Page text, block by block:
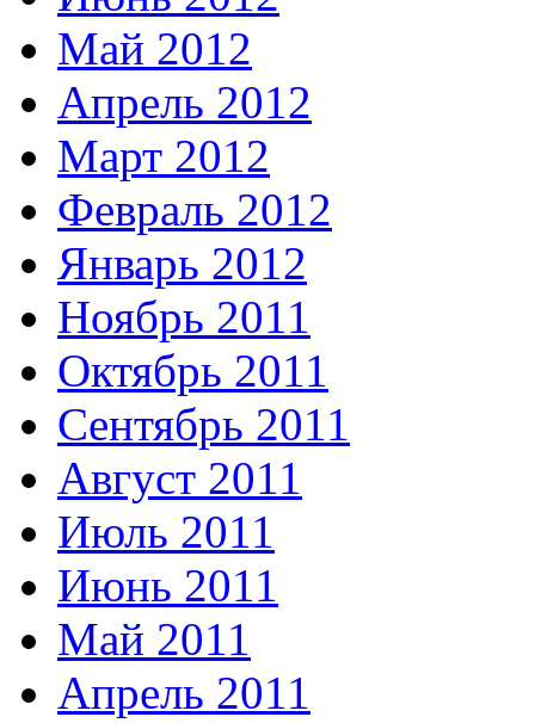
Май 2012
Апрель 2012
Март 2012
Февраль 2012
Январь 2012
Ноябрь 2011
Октябрь 2011
Сентябрь 2011
Август 2011
Июль 2011
Июнь 2011
Май 2011
Апрель 2011